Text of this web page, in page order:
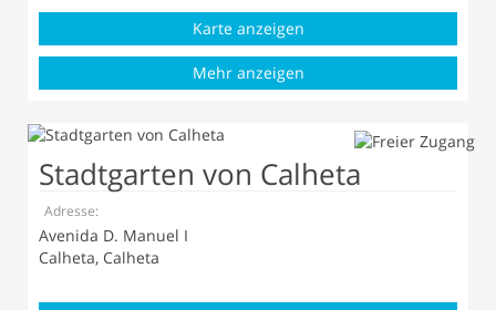
Karte anzeigen
Mehr anzeigen
Stadtgarten von Calheta
Adresse:
Avenida D. Manuel I
Calheta, Calheta